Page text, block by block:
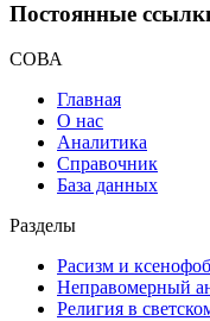
Постоянные
СОВА
Главная
О нас
Аналитика
Справочник
База данных
Разделы
Расизм и
Неправомерный
Религия в